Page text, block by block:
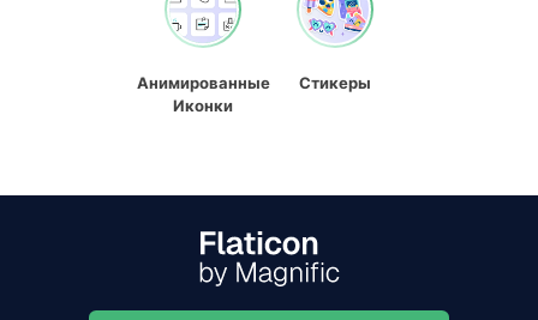
Анимированные
Иконки
Стикеры